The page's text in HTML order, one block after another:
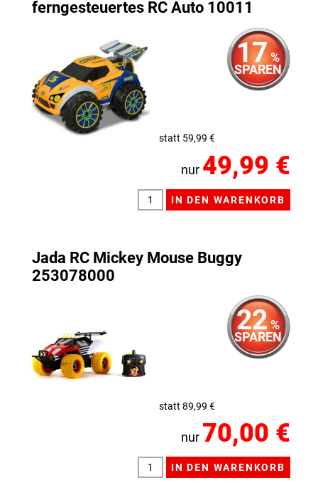
ferngesteuertes RC Auto 10011
17 %
SPAREN
statt 59,99 €
nur 49,99 €
Jada RC Mickey Mouse Buggy
253078000
22 %
SPAREN
statt 89,99 €
nur 70,00 €